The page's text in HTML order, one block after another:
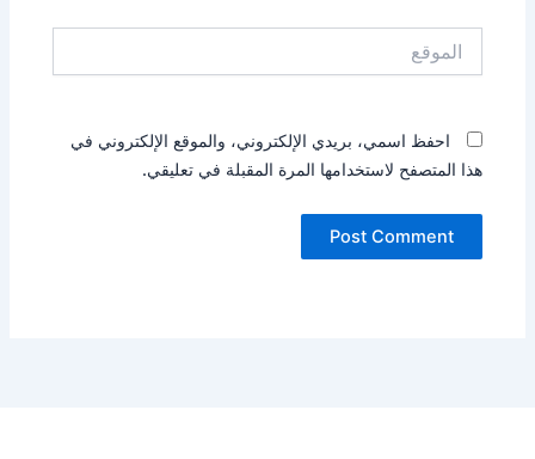
احفظ اسمي، بريدي الإلكتروني، والموقع الإلكتروني في
هذا المتصفح لاستخدامها المرة المقبلة في تعليقي.